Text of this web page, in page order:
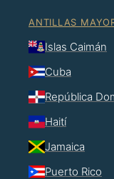
ANTILLAS
Islas Caimán
Cuba
República
Haití
Jamaica
Puerto Rico